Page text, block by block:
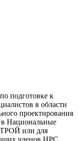
подготовке к
в области
проектирования
Национальные
или для
членов НРС.